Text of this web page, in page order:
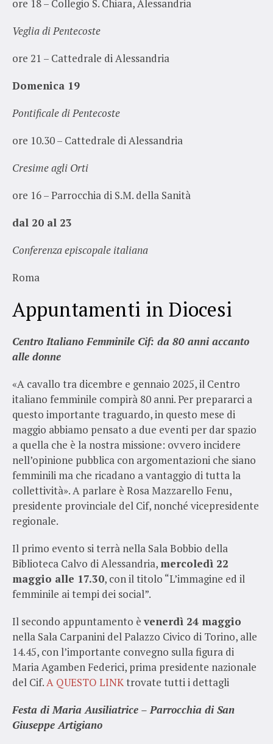
ore 18 – Collegio S. Chiara, Alessandria
Veglia di Pentecoste
ore 21 – Cattedrale di Alessandria
Domenica 19
Pontificale di Pentecoste
ore 10.30 – Cattedrale di Alessandria
Cresime agli Orti
ore 16 – Parrocchia di S.M. della Sanità
dal 20 al 23
Conferenza episcopale italiana
Roma
Appuntamenti in Diocesi
Centro Italiano Femminile Cif: da 80 anni accanto
alle donne
«A cavallo tra dicembre e gennaio 2025, il Centro
italiano femminile compirà 80 anni. Per prepararci a
questo importante traguardo, in questo mese di
maggio abbiamo pensato a due eventi per dar spazio
a quella che è la nostra missione: ovvero incidere
nell’opinione pubblica con argomentazioni che siano
femminili ma che ricadano a vantaggio di tutta la
collettività». A parlare è Rosa Mazzarello Fenu,
presidente provinciale del Cif, nonché vicepresidente
regionale.
Il primo evento si terrà nella Sala Bobbio della
Biblioteca Calvo di Alessandria, mercoledì 22
maggio alle 17.30, con il titolo “L’immagine ed il
femminile ai tempi dei social”.
Il secondo appuntamento è venerdì 24 maggio
nella Sala Carpanini del Palazzo Civico di Torino, alle
14.45, con l’importante convegno sulla figura di
Maria Agamben Federici, prima presidente nazionale
del Cif.A QUESTO LINKtrovate tutti i dettagli
Festa di Maria Ausiliatrice – Parrocchia di San
Giuseppe Artigiano